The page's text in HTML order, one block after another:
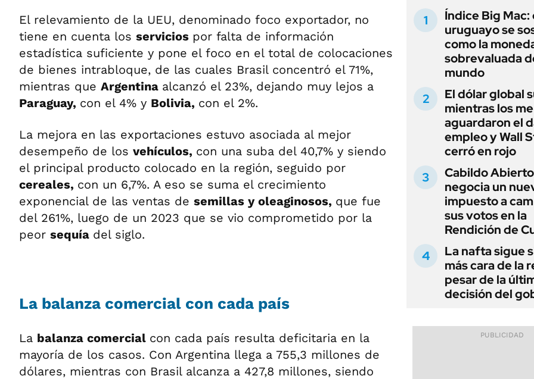
El relevamiento de la UEU, denominado foco exportador, no
tiene en cuenta los servicios por falta de información
estadística suficiente y pone el foco en el total de colocaciones
de bienes intrabloque, de las cuales Brasil concentró el 71%,
mientras que Argentina alcanzó el 23%, dejando muy lejos a
Paraguay, con el 4% y Bolivia, con el 2%.
La mejora en las exportaciones estuvo asociada al mejor
desempeño de los vehículos, con una suba del 40,7% y siendo
el principal producto colocado en la región, seguido por
cereales, con un 6,7%. A eso se suma el crecimiento
exponencial de las ventas de semillas y oleaginosos, que fue
del 261%, luego de un 2023 que se vio comprometido por la
peor sequía del siglo.
La balanza comercial con cada país
La balanza comercial con cada país resulta deficitaria en la
mayoría de los casos. Con Argentina llega a 755,3 millones de
dólares, mientras con Brasil alcanza a 427,8 millones, siendo
Índice Big Mac:
uruguayo se
como la
sobrevaluada
mundo
El dólar global
mientras los
aguardaron el
empleo y Wall
cerró en rojo
Cabildo Abierto
negocia un
impuesto a
sus votos en la
Rendición de
La nafta sigue
más cara de la
pesar de la
decisión del